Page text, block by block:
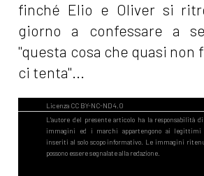
finché Elio e Oliver si
giorno a confessare a
"questa cosa che quasi non
ci tenta"...